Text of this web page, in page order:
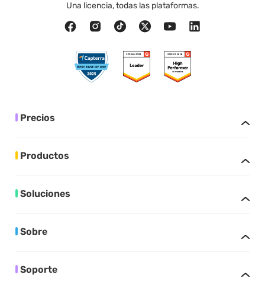
Una licencia, todas las plataformas.
Precios
Productos
Soluciones
Sobre
Soporte